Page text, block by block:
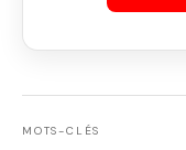
MOTS-CLÉS